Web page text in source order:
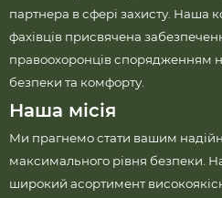
партнера в сфері захисту. Наша
фахівців присвячена
правоохоронців спорядженням
безпеки та комфорту.
Наша місія
Ми прагнемо стати вашим
максимального рівня безпеки.
широкий асортимент